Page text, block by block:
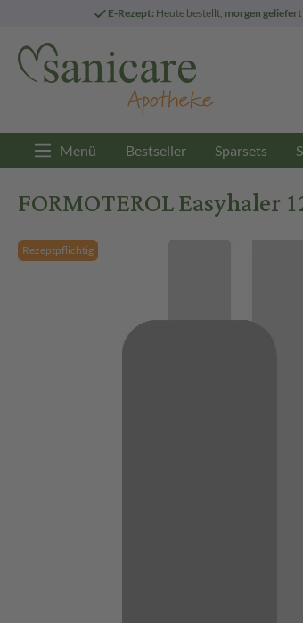
E-Rezept: Heute bestellt, morgen geliefert
Menü Bestseller Sparsets
FORMOTEROL Easyhaler
Rezeptpflichtig